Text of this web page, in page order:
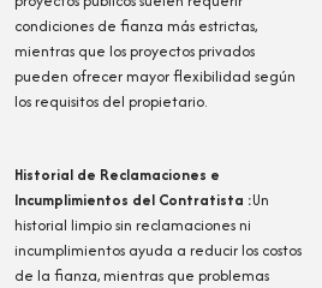
condiciones de fianza más estrictas,
mientras que los proyectos privados
pueden ofrecer mayor flexibilidad según
los requisitos del propietario.
Historial de Reclamaciones e
Incumplimientos del Contratista :Un
historial limpio sin reclamaciones ni
incumplimientos ayuda a reducir los costos
de la fianza, mientras que problemas